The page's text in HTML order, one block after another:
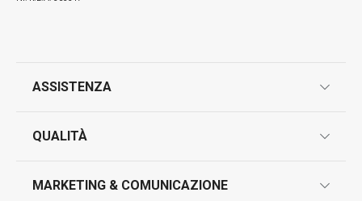
ASSISTENZA
contatti
QUALITÀ
MARKETING & COMUNICAZIONE